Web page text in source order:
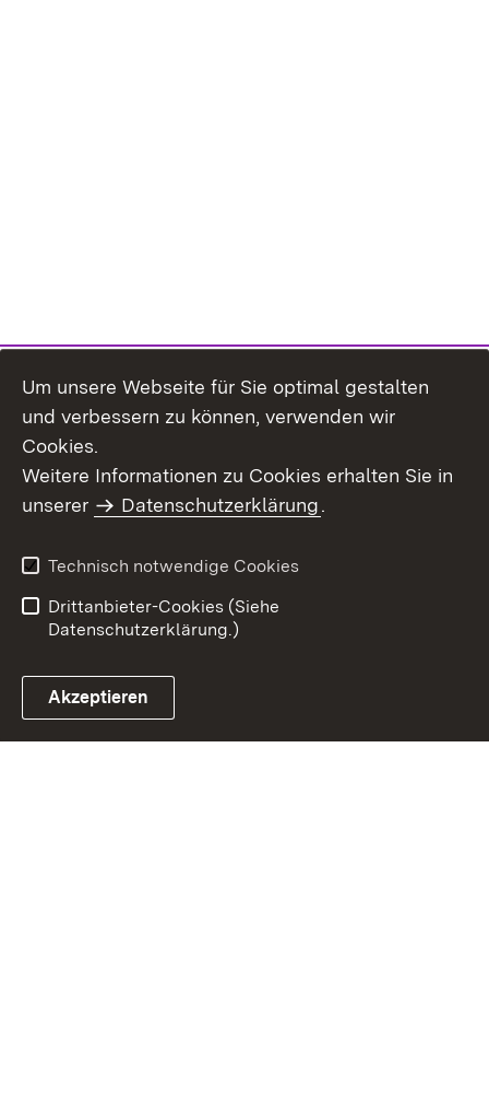
Benutzungshinweise
Erklärung zur
Um unsere Webseite für Sie optimal gestalten
und verbessern zu können, verwenden wir
Cookies.
Weitere Informationen zu Cookies erhalten Sie in
unserer
Datenschutzerklärung.
Technisch notwendige Cookies
Drittanbieter-Cookies (Siehe
Datenschutzerklärung.)
Akzeptieren